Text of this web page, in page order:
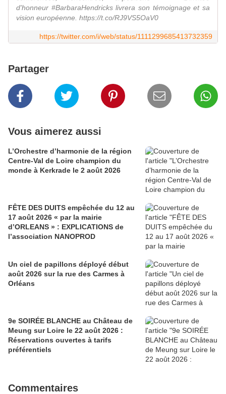
d'honneur #BarbaraHendricks livrera son témoignage et sa
vision européenne. https://t.co/RJ9VS5OaV0
https://twitter.com/i/web/status/1111299685413732359
Partager
Vous aimerez aussi
L’Orchestre d’harmonie de la région
Centre-Val de Loire champion du
monde à Kerkrade le 2 août 2026
FÊTE DES DUITS empêchée du 12 au
17 août 2026 « par la mairie
d’ORLEANS » : EXPLICATIONS de
l’association NANOPROD
Un ciel de papillons déployé début
août 2026 sur la rue des Carmes à
Orléans
9e SOIRÉE BLANCHE au Château de
Meung sur Loire le 22 août 2026 :
Réservations ouvertes à tarifs
préférentiels
Commentaires